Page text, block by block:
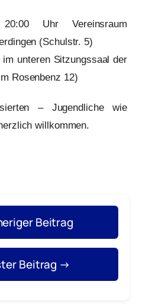
Uhr Vereinsraum
(Schulstr. 5)
unteren Sitzungssaal der
Rosenbenz 12)
– Jugendliche wie
willkommen.
Beitrag
Beitrag →